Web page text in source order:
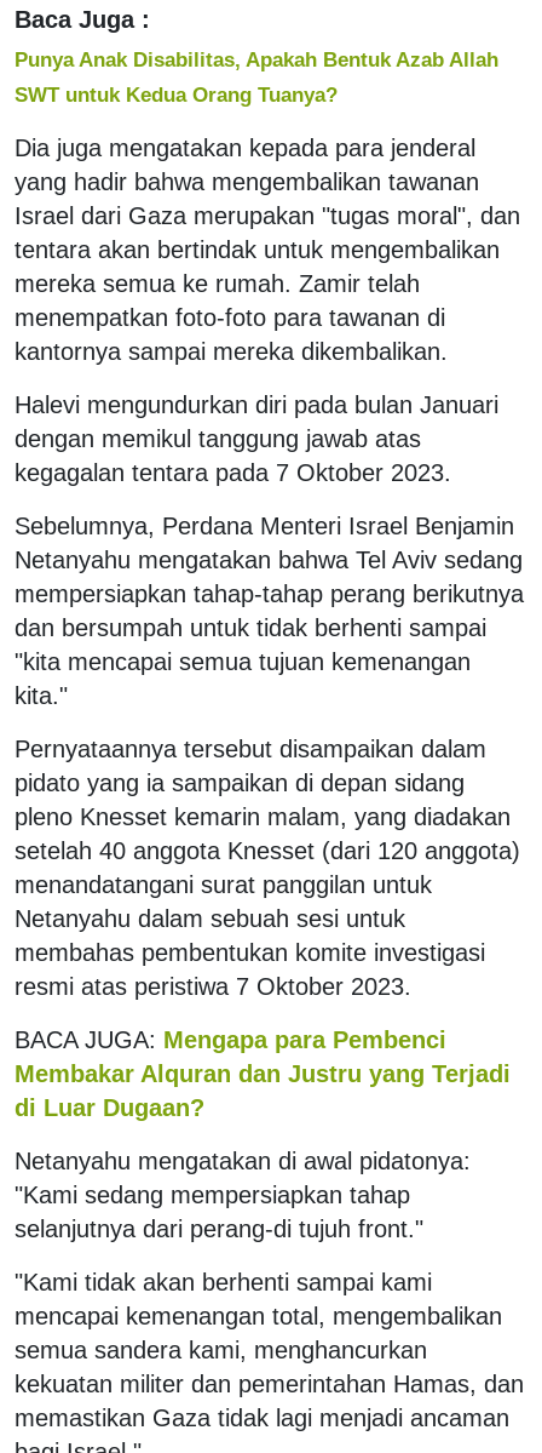
Baca Juga :
Punya Anak Disabilitas, Apakah Bentuk Azab Allah
SWT untuk Kedua Orang Tuanya?
Dia juga mengatakan kepada para jenderal
yang hadir bahwa mengembalikan tawanan
Israel dari Gaza merupakan "tugas moral", dan
tentara akan bertindak untuk mengembalikan
mereka semua ke rumah. Zamir telah
menempatkan foto-foto para tawanan di
kantornya sampai mereka dikembalikan.
Halevi mengundurkan diri pada bulan Januari
dengan memikul tanggung jawab atas
kegagalan tentara pada 7 Oktober 2023.
Sebelumnya, Perdana Menteri Israel Benjamin
Netanyahu mengatakan bahwa Tel Aviv sedang
mempersiapkan tahap-tahap perang berikutnya
dan bersumpah untuk tidak berhenti sampai
"kita mencapai semua tujuan kemenangan
kita."
Pernyataannya tersebut disampaikan dalam
pidato yang ia sampaikan di depan sidang
pleno Knesset kemarin malam, yang diadakan
setelah 40 anggota Knesset (dari 120 anggota)
menandatangani surat panggilan untuk
Netanyahu dalam sebuah sesi untuk
membahas pembentukan komite investigasi
resmi atas peristiwa 7 Oktober 2023.
BACA JUGA: Mengapa para Pembenci
Membakar Alquran dan Justru yang Terjadi
di Luar Dugaan?
Netanyahu mengatakan di awal pidatonya:
"Kami sedang mempersiapkan tahap
selanjutnya dari perang-di tujuh front."
"Kami tidak akan berhenti sampai kami
mencapai kemenangan total, mengembalikan
semua sandera kami, menghancurkan
kekuatan militer dan pemerintahan Hamas, dan
memastikan Gaza tidak lagi menjadi ancaman